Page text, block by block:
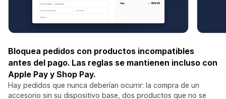
Bloquea pedidos con productos incompatibles
antes del pago. Las reglas se mantienen incluso con
Apple Pay y Shop Pay.
Hay pedidos que nunca deberían ocurrir: la compra de un
accesorio sin su dispositivo base, dos productos que no se